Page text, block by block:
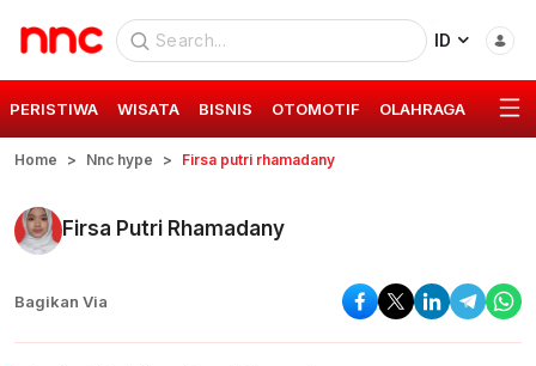
ID
PERISTIWA WISATA BISNIS OTOMOTIF OLAHRAGA GAYA
Home Nnc hype Firsa putri rhamadany
Firsa Putri Rhamadany
Bagikan Via